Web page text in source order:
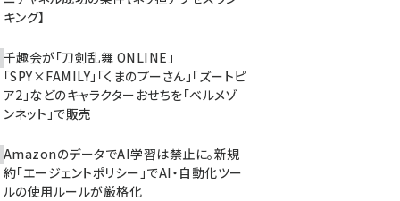
キング】
千趣会が「刀剣乱舞 ONLINE」
「SPY×FAMILY」「くまのプーさん」「ズートピ
ア2」などのキャラクターおせちを「ベルメゾ
ンネット」で販売
AmazonのデータでAI学習は禁止に。新規
約「エージェントポリシー」でAI・自動化ツー
ルの使用ルールが厳格化